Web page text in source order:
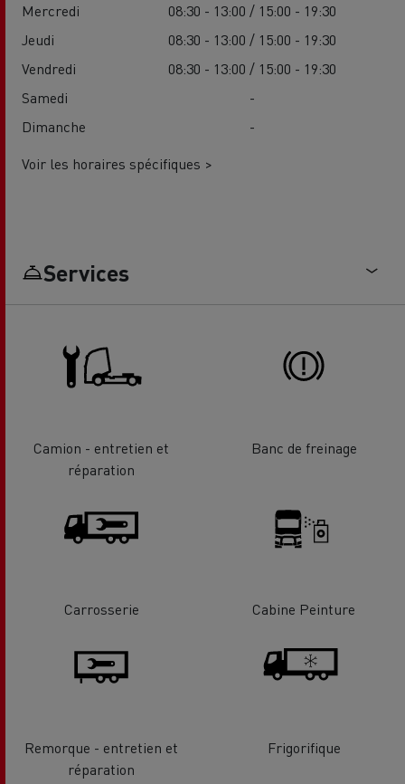
Mercredi
08:30 - 13:00 / 15:00 - 19:30
Jeudi
08:30 - 13:00 / 15:00 - 19:30
Vendredi
08:30 - 13:00 / 15:00 - 19:30
Samedi
-
Dimanche
-
Voir les horaires spécifiques >
Services
Camion - entretien et
réparation
Banc de freinage
Carrosserie Cabine Peinture
Remorque - entretien et
réparation
Frigorifique